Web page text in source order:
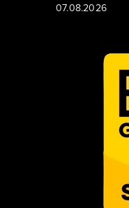
07.08.2026